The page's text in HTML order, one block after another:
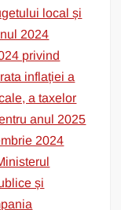
local și
2024
privind
inflației a
a taxelor
anul 2025
2024
și